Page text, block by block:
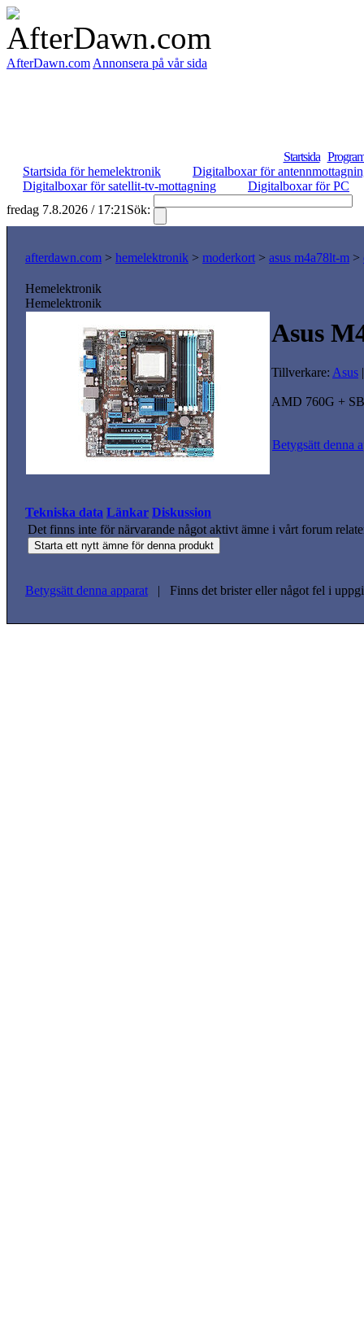
AfterDawn.com Annonsera på vår sida
Startsida
Startsida för hemelektronik
Digitalboxar för
Digitalboxar för satellit-tv-mottagning
Digitalboxar för PC
fredag 7.8.2026 / 17:21 Sök:
afterdawn.com > hemelektronik > moderkort > asus m4a78lt-m >
Hemelektronik
Hemelektronik
Asus
Tillverkare: Asus
AMD 760G +
Betygsätt denna
Tekniska data Länkar Diskussion
Det finns inte för närvarande något aktivt ämne i vårt forum
Betygsätt denna apparat | Finns det brister eller något fel i